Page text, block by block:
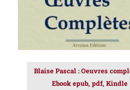
Blaise Pascal : Oeuvres
Ebook epub, pdf, Kindle